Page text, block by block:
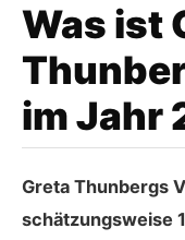
Was ist
im Jahr
Greta Thunbergs
schätzungsweise